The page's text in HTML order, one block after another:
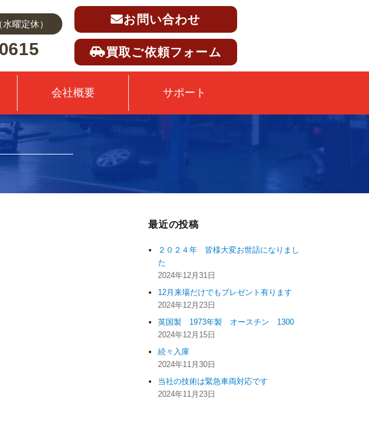
曜定休） お問い合わせ
買取ご依頼フォーム
会社概要 サポート
最近の投稿
２０２４年 皆様大変お世話になりまし
た
2024年12月31日
12月来場だけでもプレゼント有ります
2024年12月23日
英国製 1973年製 オースチン 1300
2024年12月15日
続々入庫
2024年11月30日
当社の技術は緊急車両対応です
2024年11月23日